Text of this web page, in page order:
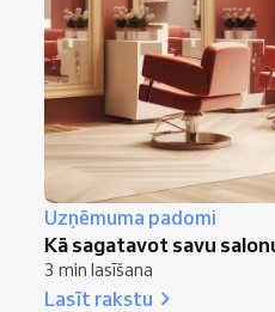
Uzņēmuma padomi
Kā sagatavot savu
3 min lasīšana
Lasīt rakstu